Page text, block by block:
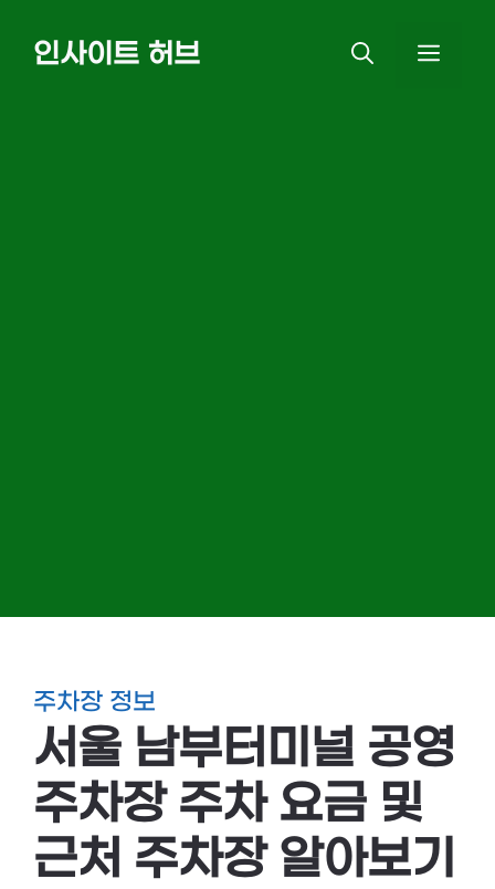
인사이트 허브
주차장 정보
서울 남부터미널 공영
주차장 주차 요금 및
근처 주차장 알아보기